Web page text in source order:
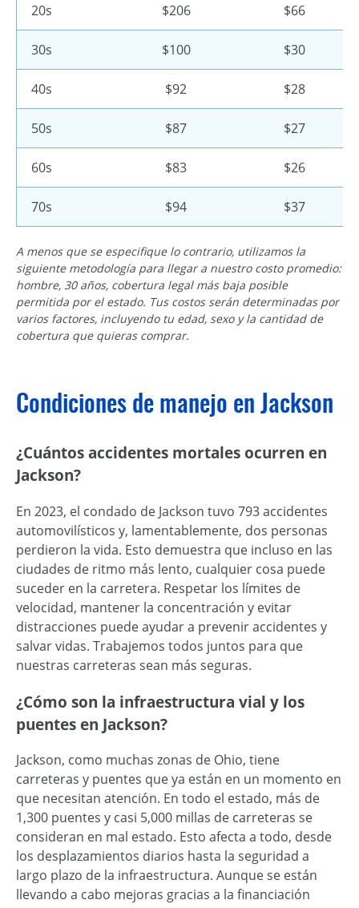
20s $206 $66
30s $100 $30
40s $92 $28
50s $87 $27
60s $83 $26
70s $94 $37
A menos que se especifique lo contrario, utilizamos la
siguiente metodología para llegar a nuestro costo promedio:
hombre, 30 años, cobertura legal más baja posible
permitida por el estado. Tus costos serán determinadas por
varios factores, incluyendo tu edad, sexo y la cantidad de
cobertura que quieras comprar.
Condiciones de manejo en Jackson
¿Cuántos accidentes mortales ocurren en
Jackson?
En 2023, el condado de Jackson tuvo 793 accidentes
automovilísticos y, lamentablemente, dos personas
perdieron la vida. Esto demuestra que incluso en las
ciudades de ritmo más lento, cualquier cosa puede
suceder en la carretera. Respetar los límites de
velocidad, mantener la concentración y evitar
distracciones puede ayudar a prevenir accidentes y
salvar vidas. Trabajemos todos juntos para que
nuestras carreteras sean más seguras.
¿Cómo son la infraestructura vial y los
puentes en Jackson?
Jackson, como muchas zonas de Ohio, tiene
carreteras y puentes que ya están en un momento en
que necesitan atención. En todo el estado, más de
1,300 puentes y casi 5,000 millas de carreteras se
consideran en mal estado. Esto afecta a todo, desde
los desplazamientos diarios hasta la seguridad a
largo plazo de la infraestructura. Aunque se están
llevando a cabo mejoras gracias a la financiación